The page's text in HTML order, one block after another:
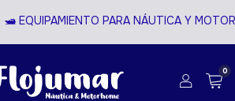
PARA NÁUTICA Y MOTORHOME
0